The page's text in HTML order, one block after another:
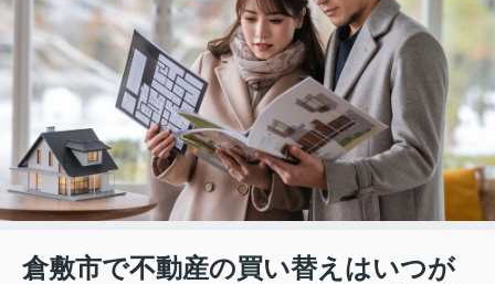
倉敷市で不動産の買い替えはいつが